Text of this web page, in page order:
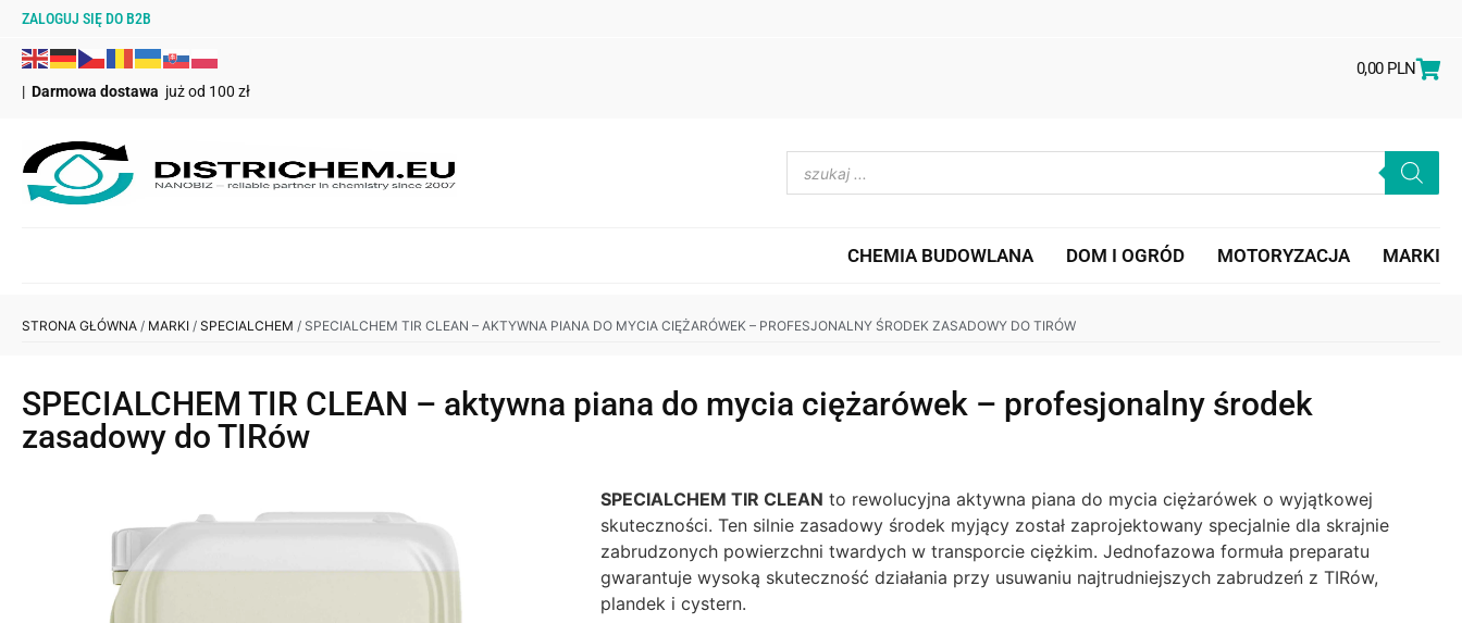
ZALOGUJ SIĘ DO B2B
| Darmowa dostawa już od 100 zł
0,00 PLN
CHEMIA BUDOWLANA DOM I OGRÓD MOTORYZACJA MARKI
STRONA GŁÓWNA / MARKI / SPECIALCHEM / SPECIALCHEM TIR CLEAN – AKTYWNA PIANA DO MYCIA CIĘŻARÓWEK – PROFESJONALNY ŚRODEK ZASADOWY DO TIRÓW
SPECIALCHEM TIR CLEAN – aktywna piana do mycia ciężarówek – profesjonalny środek
zasadowy do TIRów
SPECIALCHEM TIR CLEAN to rewolucyjna aktywna piana do mycia ciężarówek o wyjątkowej
skuteczności. Ten silnie zasadowy środek myjący został zaprojektowany specjalnie dla skrajnie
zabrudzonych powierzchni twardych w transporcie ciężkim. Jednofazowa formuła preparatu
gwarantuje wysoką skuteczność działania przy usuwaniu najtrudniejszych zabrudzeń z TIRów,
plandek i cystern.